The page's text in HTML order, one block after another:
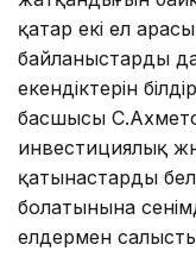
қатар екі ел
байланыстарды
екендіктерін
басшысы
инвестициялық
қатынастарды
болатынына
елдермен